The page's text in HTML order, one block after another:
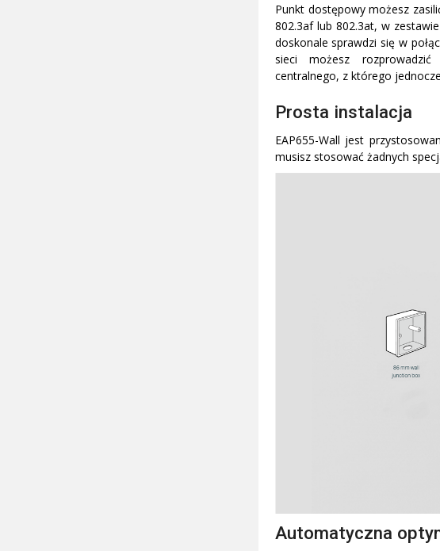
Punkt dostępowy możesz
802.3af lub 802.3at, w
doskonale sprawdzi się w
sieci możesz
centralnego, z którego
Prosta instalacja
EAP655-Wall jest
musisz stosować żadnych
Automatyczna